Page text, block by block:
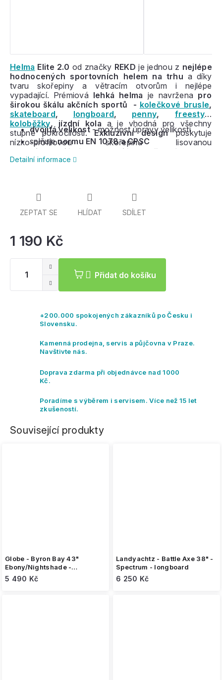
1 190 Kč
Přidat do košíku
Helma Elite 2.0 od značky REKDje jednou z nejlépe
hodnocených sportovních helem na trhu a díky
tvaru skořepiny a větracím otvorům i nejlépe
vypadající. Prémiová lehká helma je navržena pro
širokou škálu akčních sportů - kolečkové brusle,
skateboard, longboard, penny, freestyle
koloběžky, jízdní kola a je vhodná pro všechny
stupně pokročilosti.Exkluzivní designposkytuje
nízko-profilovou skořepinu lisovanou
antibakteriálního materiálu
Větrací otvory
poskytují dostatečný přívod vzduchu. P
Každá velikost
je, díky dodávaným polštářkům,
zdvojenáa tak si můžete helmuupravovat přesně
podle vašich požadavků
a helma tak může s
Jednoduchý řemínek a snadné zapínání.
dvojitá velikost- možnost úpravy velikosti
splňujenormu EN 1078 a CPSC
Detailní informace
ZEPTAT SE HLÍDAT SDÍLET
+200.000 spokojených zákazníků po Česku i
Slovensku.
Kamenná prodejna, servis a půjčovna v Praze.
Navštivte nás.
Doprava zdarma při objednávce nad 1000
Kč.
Poradíme s výběrem i servisem. Více než 15 let
zkušeností.
Související produkty
Globe - Byron Bay 43"
Ebony/Nightshade -
longboard
5 490 Kč
Landyachtz - Battle Axe 38" -
Spectrum - longboard
6 250 Kč